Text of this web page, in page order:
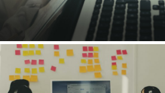
EN SAVOIR PLUS
BILAN DE COMPÉTENCES